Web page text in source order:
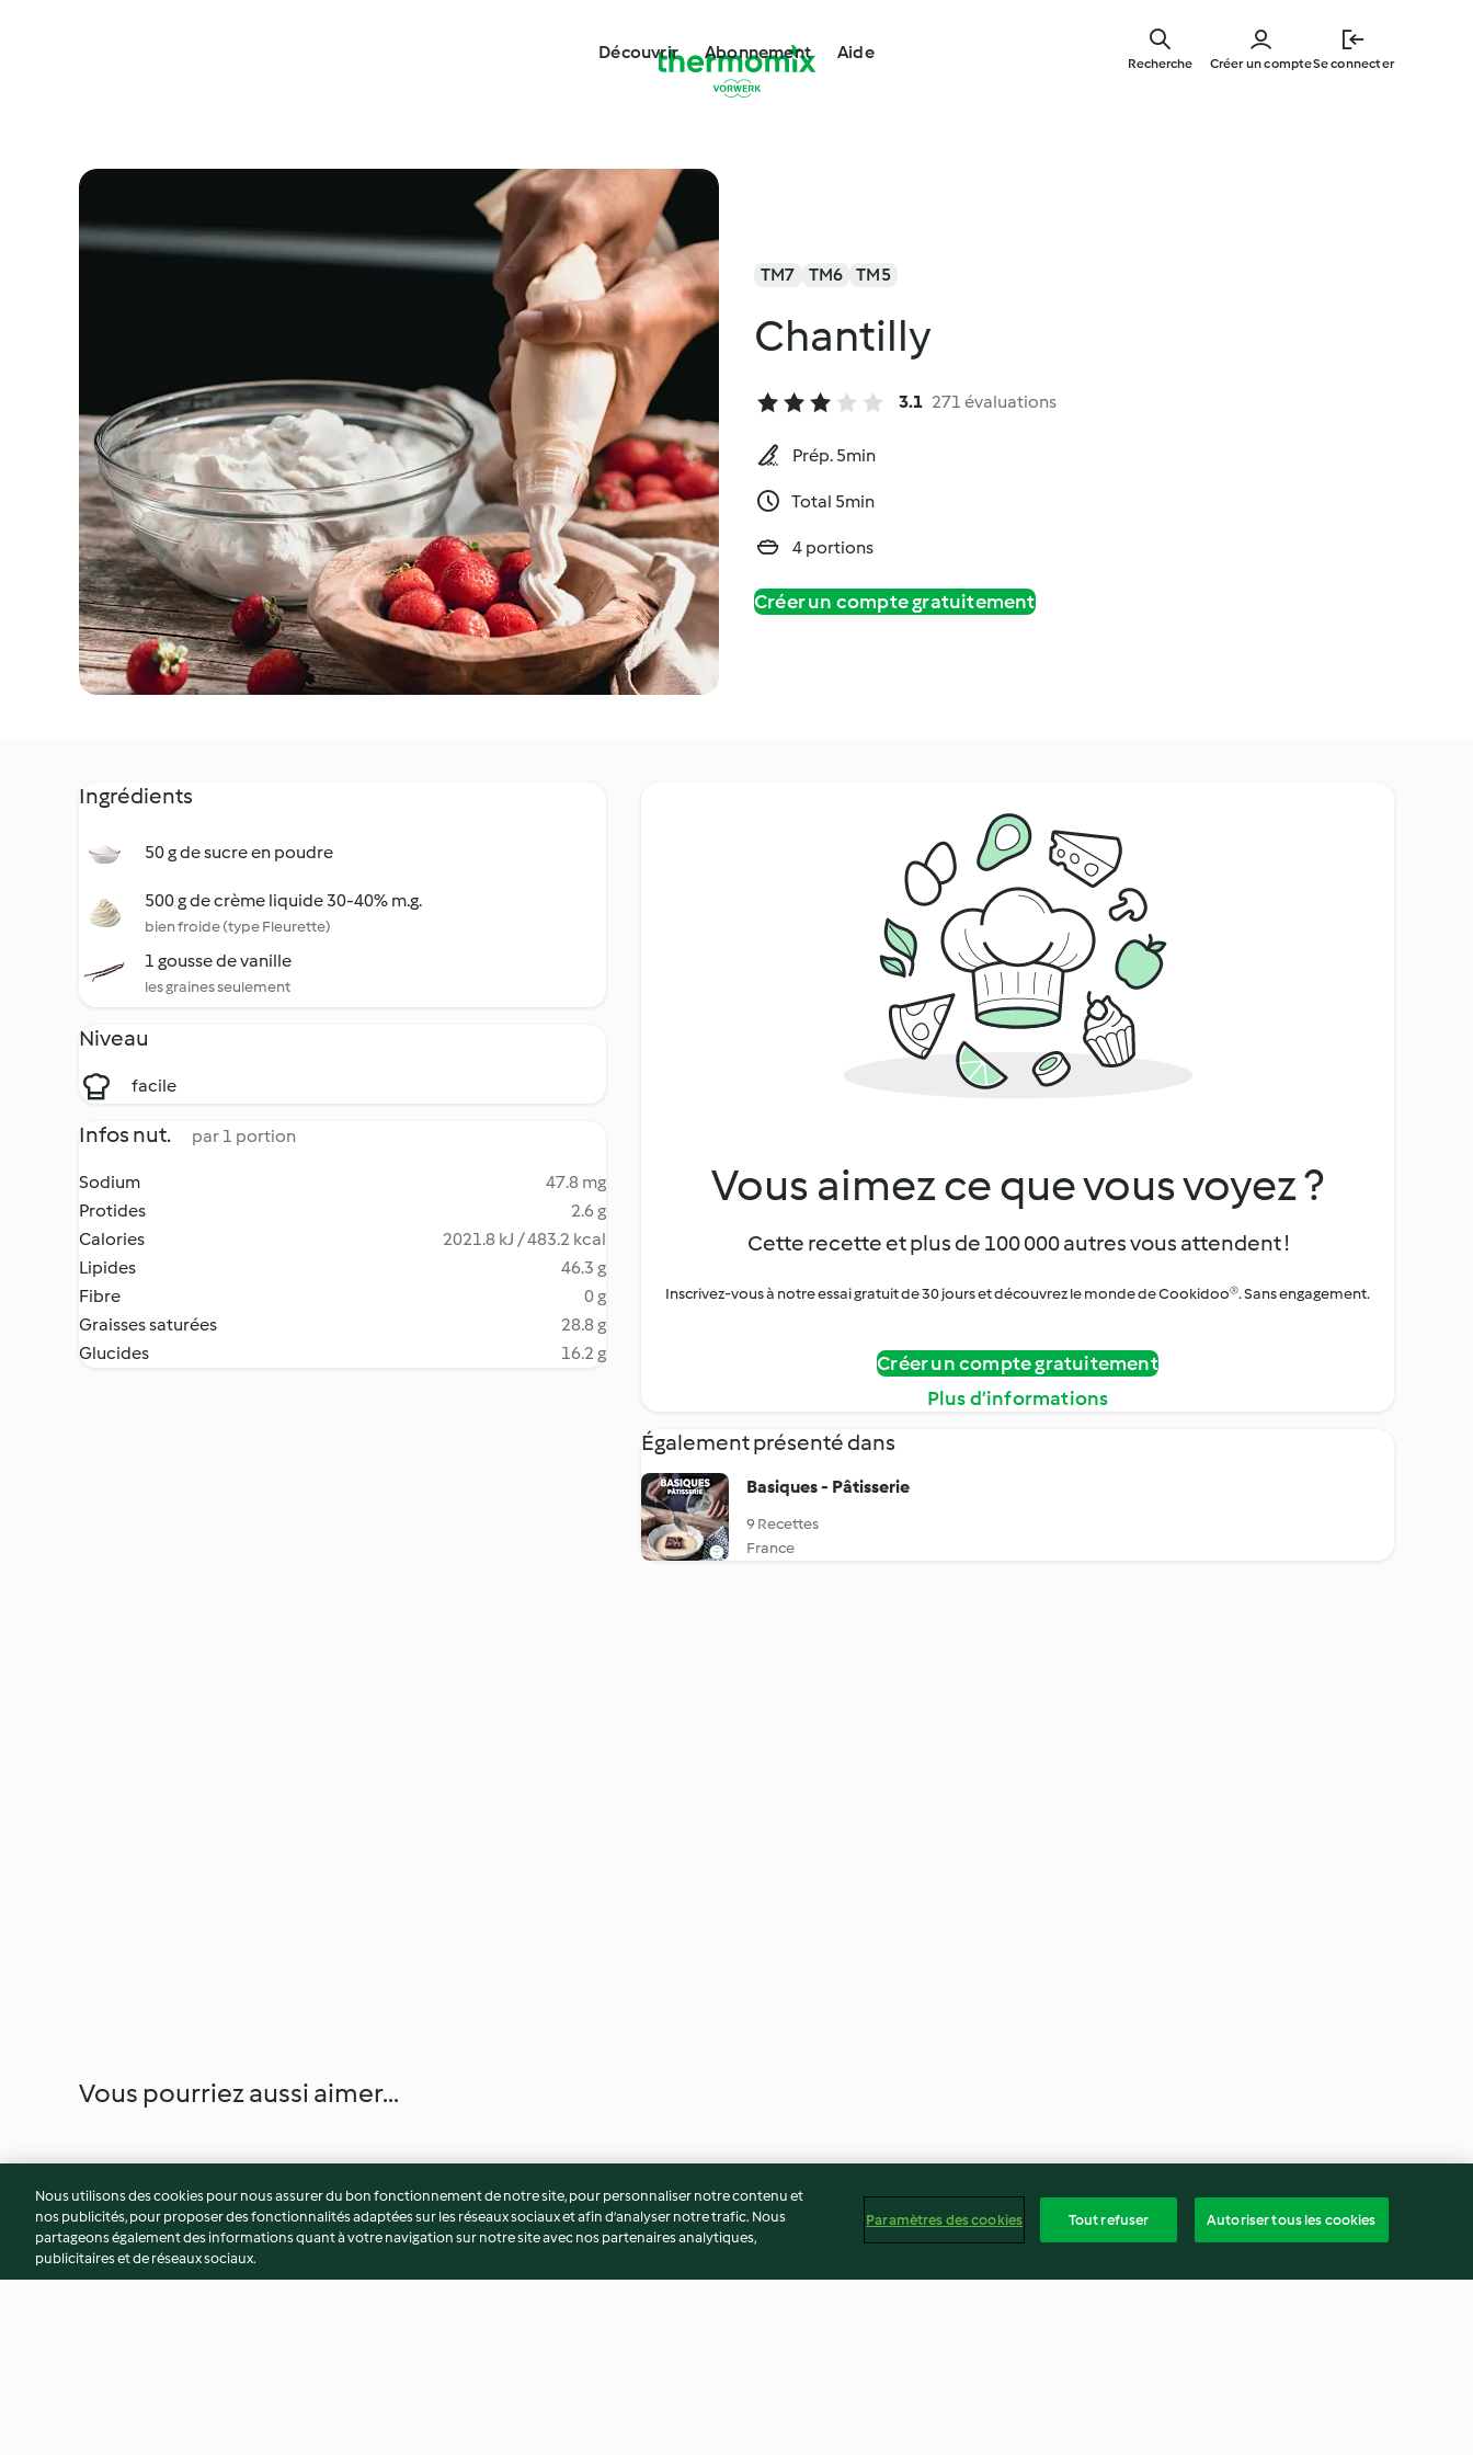
main
Découvrir Abonnement Aide
Créer un compteSe connecter
Recherche
TM7 TM6 TM5
Chantilly
3.1 271 évaluations
Prép. 5min
Total 5min
4 portions
Créer un compte gratuitement
Ingrédients
50 g de sucre en poudre
500 g de crème liquide 30-40% m.g.
bien froide (type Fleurette)
1 gousse de vanille
les graines seulement
Niveau
facile
Infos nut. par 1 portion
Sodium
47.8 mg
Protides
2.6 g
Calories
2021.8 kJ / 483.2 kcal
Lipides
46.3 g
Fibre
0 g
Graisses saturées
28.8 g
Glucides
16.2 g
Vous aimez ce que vous voyez ?
Cette recette et plus de 100 000 autres vous attendent !
Inscrivez-vous à notre essai gratuit de 30 jours et découvrez le monde de Cookidoo®. Sans engagement.
Créer un compte gratuitement
Plus d’informations
Également présenté dans
Basiques - Pâtisserie
9 Recettes
France
Vous pourriez aussi aimer...
Nous utilisons des cookies pour nous assurer du bon fonctionnement de notre site, pour personnaliser notre contenu et
nos publicités, pour proposer des fonctionnalités adaptées sur les réseaux sociaux et afin d’analyser notre trafic. Nous
partageons également des informations quant à votre navigation sur notre site avec nos partenaires analytiques,
publicitaires et de réseaux sociaux.
Paramètres des cookies Tout refuser Autoriser tous les cookies